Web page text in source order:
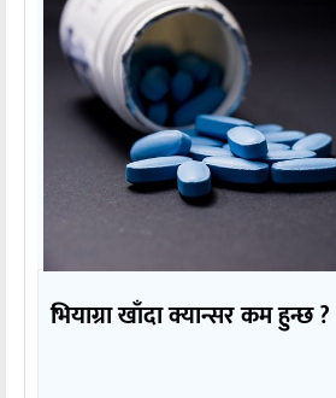
भियाग्रा खाँदा क्यान्सर कम हुन्छ ?